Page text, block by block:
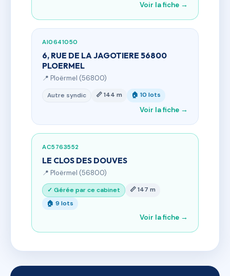
Voir la fiche →
AI0641050
6, RUE DE LA JAGOTIERE 56800
PLOERMEL
📍 Ploërmel (56800)
Autre syndic 📏 144 m 🏠 10 lots
Voir la fiche →
AC5763552
LE CLOS DES DOUVES
📍 Ploërmel (56800)
✓ Gérée par ce cabinet
📏 147 m
🏠 9 lots
Voir la fiche →